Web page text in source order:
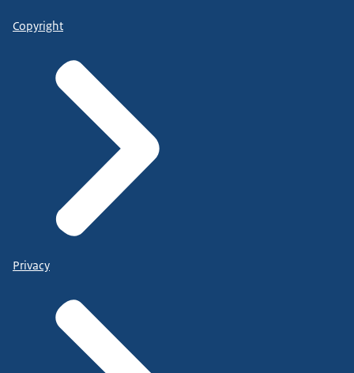
Copyright
Privacy